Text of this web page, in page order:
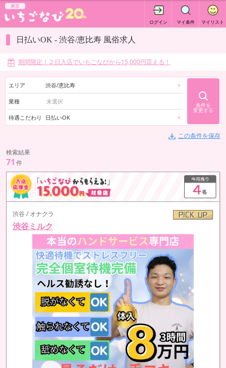
東京
ログイン マイ条件 マイリスト
日払いOK - 渋谷/恵比寿 風俗求人
期間限定！２日入店でいちごなびから15,000円貰える！
エリア 渋谷/恵比寿 ×
業種
待遇こだわり 日払いOK ×
条件を
変更する
この条件を保存
検索結果
71 件
渋谷 / オナクラ
渋谷ミルク